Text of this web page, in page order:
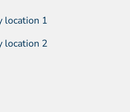
location 1
location 2